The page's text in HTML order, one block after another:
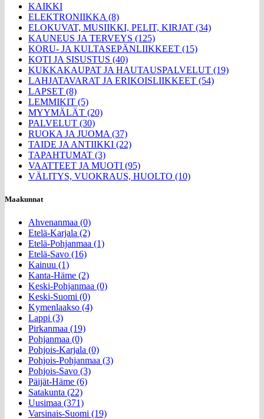
KAIKKI
ELEKTRONIIKKA (8)
ELOKUVAT, MUSIIKKI, PELIT, KIRJAT (34)
KAUNEUS JA TERVEYS (125)
KORU- JA KULTASEPÄNLIIKKEET (15)
KOTI JA SISUSTUS (40)
KUKKAKAUPAT JA HAUTAUSPALVELUT (19)
LAHJATAVARAT JA ERIKOISLIIKKEET (54)
LAPSET (8)
LEMMIKIT (5)
MYYMÄLÄT (20)
PALVELUT (30)
RUOKA JA JUOMA (37)
TAIDE JA ANTIIKKI (22)
TAPAHTUMAT (3)
VAATTEET JA MUOTI (95)
VÄLITYS, VUOKRAUS, HUOLTO (10)
Maakunnat
Ahvenanmaa (0)
Etelä-Karjala (2)
Etelä-Pohjanmaa (1)
Etelä-Savo (16)
Kainuu (1)
Kanta-Häme (2)
Keski-Pohjanmaa (0)
Keski-Suomi (0)
Kymenlaakso (4)
Lappi (3)
Pirkanmaa (19)
Pohjanmaa (0)
Pohjois-Karjala (0)
Pohjois-Pohjanmaa (3)
Pohjois-Savo (3)
Päijät-Häme (6)
Satakunta (22)
Uusimaa (371)
Varsinais-Suomi (19)